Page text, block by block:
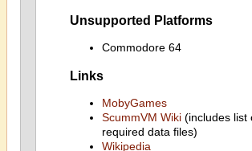
Unsupported Platforms
Commodore 64
Links
MobyGames
ScummVM Wiki(includes list
required data files)
Wikipedia